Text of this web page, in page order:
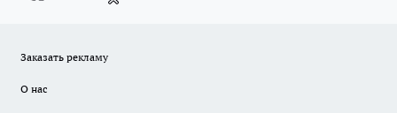
Заказать рекламу
О нас